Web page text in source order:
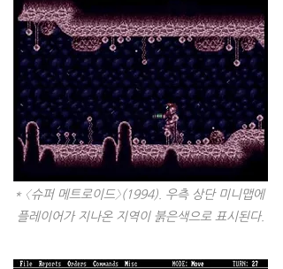
* 〈슈퍼 메트로이드〉(1994). 우측 상단 미니맵에
플레이어가 지나온 지역이 붉은색으로 표시된다.